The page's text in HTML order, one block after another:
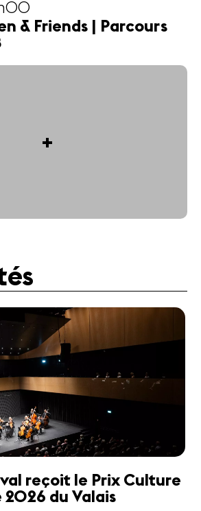
& Friends | Parcours
+
reçoit le Prix Culture
2026 du Valais